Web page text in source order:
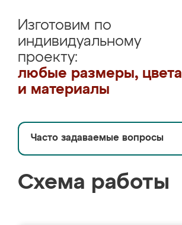
Изготовим по
индивидуальному
проекту:
любые размеры, цвета
и материалы
Часто задаваемые вопросы
Схема работы